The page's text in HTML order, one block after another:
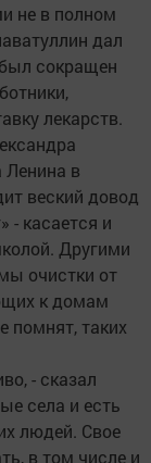
не в полном
дал
сокращен
лекарств.
Ленина в
веский довод
- касается и
Другими
очистки от
к домам
помнят, таких
- сказал
села и есть
людей. Свое
в том числе и